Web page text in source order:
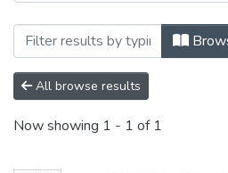
Browsing Сторінки
All browse results
Now showing 1 - 1 of 1